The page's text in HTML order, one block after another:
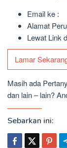
Email ke :
Alamat
Lewat Link
Lamar
Masih ada
dan lain – lain?
Sebarkan ini: